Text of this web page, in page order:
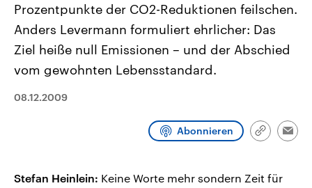
Alle Informationen
Sachsen-Anhalt wählt am 6.
September 2026 einen neuen
Landtag. Seit 2021 wird das
Bundesland von einer Koalition aus
CDU, SPD und FDP regiert.-
Umfragen, Prognosen,
und Hintergründe zu den Parteien
Hintergründe
Wirtschaftlich und
gehören die Vereinigten
den mächtigsten Ländern
mit großem Einfluss auf
aktuelle Weltgeschehen.
Sendungen
Prozentpunkte der CO2-Reduktionen feilschen.
Anders Levermann formuliert ehrlicher: Das
Ziel heiße null Emissionen – und der Abschied
vom gewohnten Lebensstandard.
08.12.2009
Abonnieren
Link
Stefan Heinlein: Keine Worte mehr sondern Zeit für